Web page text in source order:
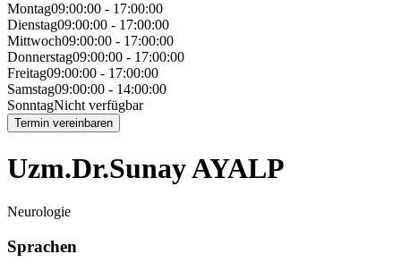
Montag09:00:00 - 17:00:00
Dienstag09:00:00 - 17:00:00
Mittwoch09:00:00 - 17:00:00
Donnerstag09:00:00 - 17:00:00
Freitag09:00:00 - 17:00:00
Samstag09:00:00 - 14:00:00
SonntagNicht verfügbar
Termin vereinbaren
Uzm.Dr.Sunay AYALP
Neurologie
Sprachen